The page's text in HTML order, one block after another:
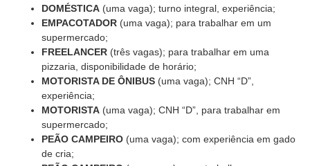
DOMÉSTICA (uma vaga); turno integral, experiência;
EMPACOTADOR (uma vaga); para trabalhar em um
supermercado;
FREELANCER (três vagas); para trabalhar em uma
pizzaria, disponibilidade de horário;
MOTORISTA DE ÔNIBUS (uma vaga); CNH “D”,
experiência;
MOTORISTA (uma vaga); CNH “D”, para trabalhar em
supermercado;
PEÃO CAMPEIRO (uma vaga); com experiência em gado
de cria;